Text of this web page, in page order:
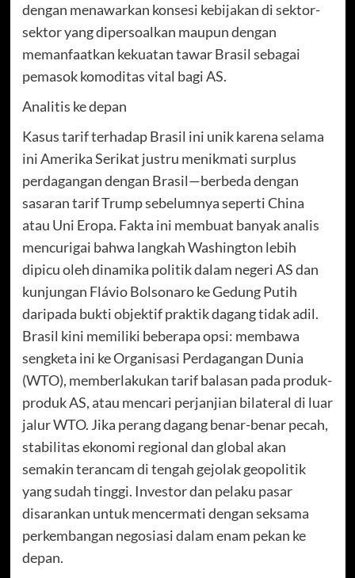
dengan menawarkan konsesi kebijakan di sektor-
sektor yang dipersoalkan maupun dengan
memanfaatkan kekuatan tawar Brasil sebagai
pemasok komoditas vital bagi AS.
Analitis ke depan
Kasus tarif terhadap Brasil ini unik karena selama
ini Amerika Serikat justru menikmati surplus
perdagangan dengan Brasil—berbeda dengan
sasaran tarif Trump sebelumnya seperti China
atau Uni Eropa. Fakta ini membuat banyak analis
mencurigai bahwa langkah Washington lebih
dipicu oleh dinamika politik dalam negeri AS dan
kunjungan Flávio Bolsonaro ke Gedung Putih
daripada bukti objektif praktik dagang tidak adil.
Brasil kini memiliki beberapa opsi: membawa
sengketa ini ke Organisasi Perdagangan Dunia
(WTO), memberlakukan tarif balasan pada produk-
produk AS, atau mencari perjanjian bilateral di luar
jalur WTO. Jika perang dagang benar-benar pecah,
stabilitas ekonomi regional dan global akan
semakin terancam di tengah gejolak geopolitik
yang sudah tinggi. Investor dan pelaku pasar
disarankan untuk mencermati dengan seksama
perkembangan negosiasi dalam enam pekan ke
depan.